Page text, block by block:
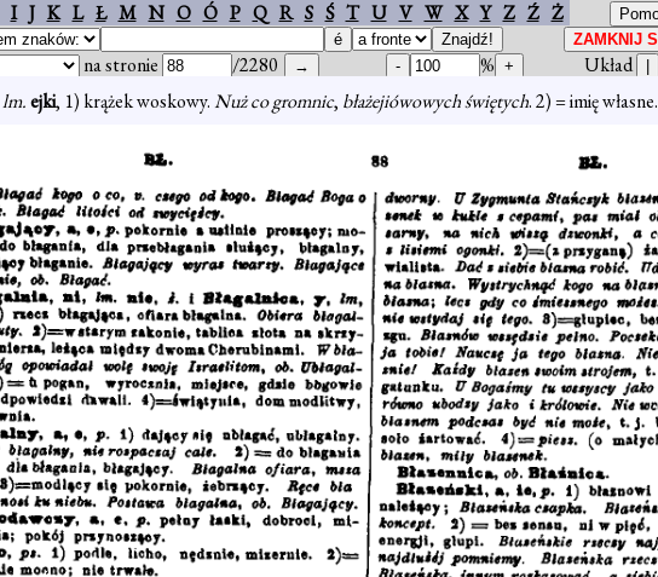
I J K L Ł M N O Ó P Q R S Ś T U V W X Y Z Ź Ż
na stronie /2280 %
Układ
lm.ejki, 1) krążek woskowy.Nuż co gromnic, błażejiówowych świętych. 2) = imię własne.